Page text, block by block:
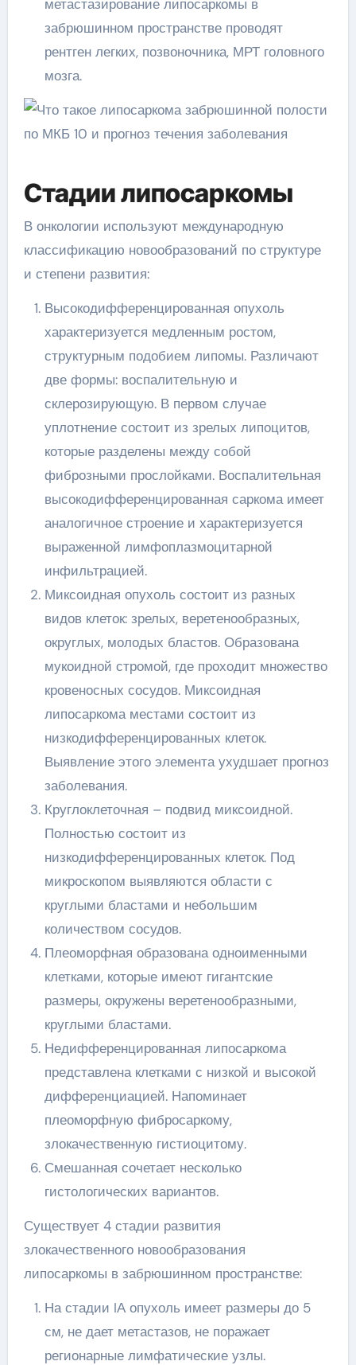
метастазирование липосаркомы в
забрюшинном пространстве проводят
рентген легких, позвоночника, МРТ головного
мозга.
Стадии липосаркомы
В онкологии используют международную
классификацию новообразований по структуре
и степени развития:
Высокодифференцированная опухоль
характеризуется медленным ростом,
структурным подобием липомы. Различают
две формы: воспалительную и
склерозирующую. В первом случае
уплотнение состоит из зрелых липоцитов,
которые разделены между собой
фиброзными прослойками. Воспалительная
высокодифференцированная саркома имеет
аналогичное строение и характеризуется
выраженной лимфоплазмоцитарной
инфильтрацией.
Миксоидная опухоль состоит из разных
видов клеток: зрелых, веретенообразных,
округлых, молодых бластов. Образована
мукоидной стромой, где проходит множество
кровеносных сосудов. Миксоидная
липосаркома местами состоит из
низкодифференцированных клеток.
Выявление этого элемента ухудшает прогноз
заболевания.
Круглоклеточная – подвид миксоидной.
Полностью состоит из
низкодифференцированных клеток. Под
микроскопом выявляются области с
круглыми бластами и небольшим
количеством сосудов.
Плеоморфная образована одноименными
клетками, которые имеют гигантские
размеры, окружены веретенообразными,
круглыми бластами.
Недифференцированная липосаркома
представлена клетками с низкой и высокой
дифференциацией. Напоминает
плеоморфную фибросаркому,
злокачественную гистиоцитому.
Смешанная сочетает несколько
гистологических вариантов.
Существует 4 стадии развития
злокачественного новообразования
липосаркомы в забрюшинном пространстве:
На стадии IА опухоль имеет размеры до 5
см, не дает метастазов, не поражает
регионарные лимфатические узлы.